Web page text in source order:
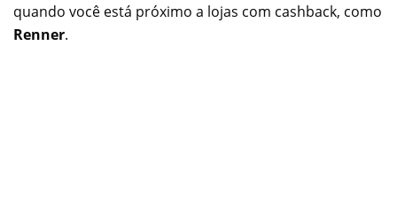
quando você está próximo a lojas com cashback, como
Renner.